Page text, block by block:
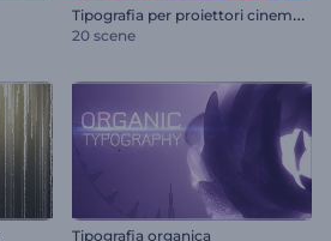
T
ipografia per proiettori cinematografici d'epoca
20 scene
Tipografia organica